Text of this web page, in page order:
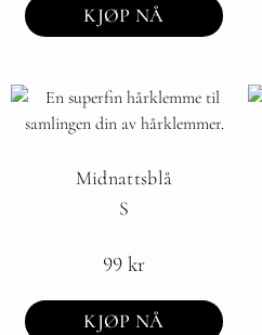
KJØP NÅ
Midnattsblå
S
99 kr
KJØP NÅ